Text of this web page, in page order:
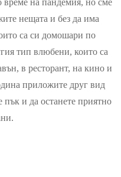
време на пандемия, но сме
нещата и без да има
са си домошари по
тип влюбени, които са
в ресторант, на кино и
приложите друг вид
и да останете приятно